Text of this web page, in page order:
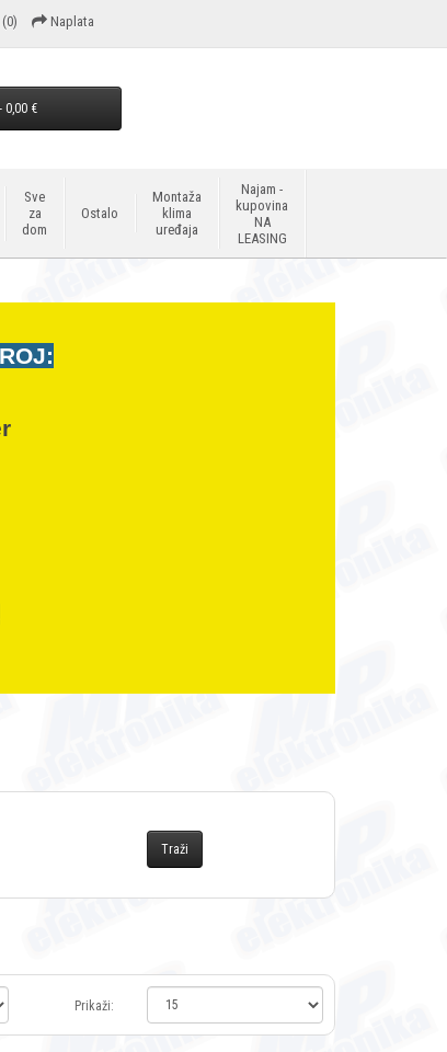
(0) Naplata
0,00 €
Sve
za
dom
Ostalo
Montaža
klima
uređaja
Najam -
kupovina
NA
LEASING
Prikaži: